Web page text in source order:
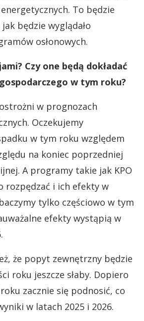
To będzie
będzie wyglądało
osłonowych.
Czy one będą dokładać
w tym roku?
w prognozach
Oczekujemy
w tym roku względem
na koniec poprzedniej
A programy takie jak KPO
rozpędzać i ich efekty w
tylko częściowo w tym
efekty wystąpią w
że popyt zewnętrzny będzie
roku jeszcze słaby. Dopiero
zacznie się podnosić, co
w latach 2025 i 2026.